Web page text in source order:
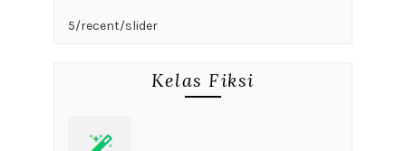
5/recent/slider
Kelas Fiksi